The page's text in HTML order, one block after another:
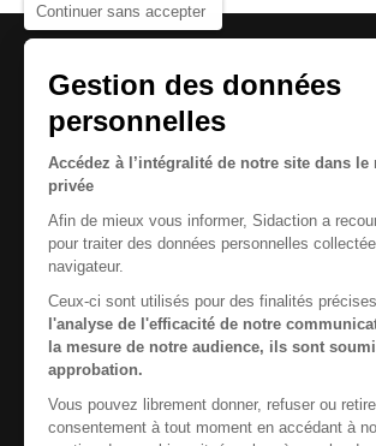
Continuer sans accepter
Gestion des données
personnelles
Accédez à l’intégralité de notre site dans le
privée
Afin de mieux vous informer, Sidaction a
pour traiter des données personnelles
navigateur.
Ceux-ci sont utilisés pour des finalités
l'analyse de l'efficacité de notre
la mesure de notre audience, ils sont
approbation.
Vous pouvez librement donner, refuser ou
consentement à tout moment en accédant à
Le centre de ressources
disposer de ressources
la Plateforme ELSA, le
désormais gérée par
reprendre le pilotage.